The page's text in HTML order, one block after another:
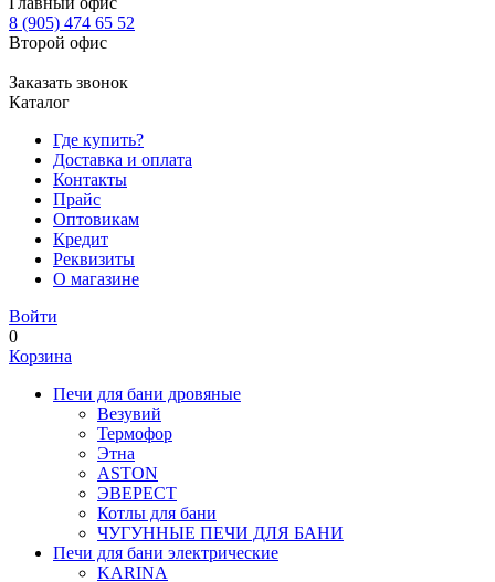
8 (905) 474 65 52
Второй офис
Заказать звонок
Каталог
Где купить?
Доставка и оплата
Контакты
Прайс
Оптовикам
Кредит
Реквизиты
О магазине
Войти
0
Корзина
Печи для бани дровяные
Везувий
Термофор
Этна
ASTON
ЭВЕРЕСТ
Котлы для бани
ЧУГУННЫЕ ПЕЧИ ДЛЯ БАНИ
Печи для бани электрические
KARINA